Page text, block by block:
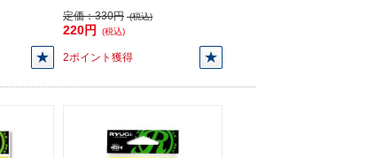
定価：330円 (税込)
220円 (税込)
2ポイント獲得